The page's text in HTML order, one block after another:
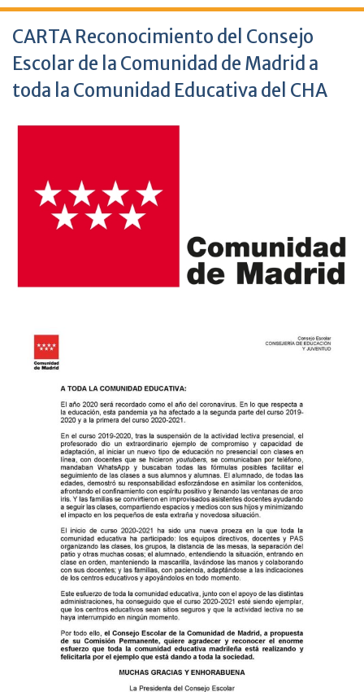
CARTA Reconocimiento del Consejo
Escolar de la Comunidad de Madrid a
toda la Comunidad Educativa del CHA